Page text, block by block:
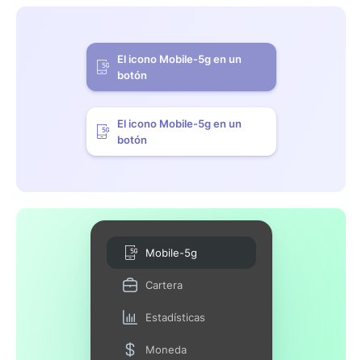
El icono Mobile-5g en un
botón
El icono Mobile-5g en un
botón
Mobile-5g
Cartera
Estadísticas
Moneda